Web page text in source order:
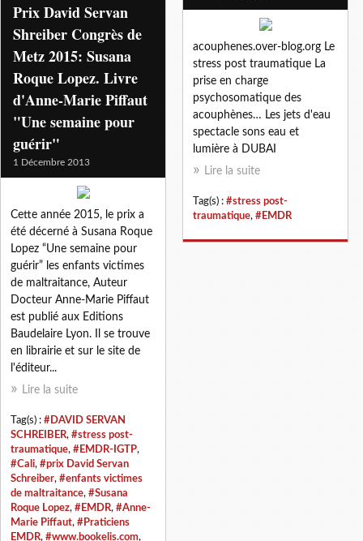
acouphenes.over-blog.org Le
stress post traumatique La
prise en charge
psychosomatique des
acouphènes… Les jets d'eau
spectacle sons eau et
lumière à DUBAI
Lire la suite
Tag(s) : #stress post-
traumatique, #EMDR
Prix David Servan
Shreiber Congrès de
Metz 2015: Susana
Roque Lopez. Livre
d'Anne-Marie Piffaut
"Une semaine pour
guérir"
1 Décembre 2013
Cette année 2015, le prix a
été décerné à Susana Roque
Lopez “Une semaine pour
guérir” les enfants victimes
de maltraitance, Auteur
Docteur Anne-Marie Piffaut
est publié aux Editions
Baudelaire Lyon. Il se trouve
en librairie et sur le site de
l'éditeur...
Lire la suite
Tag(s) : #DAVID SERVAN
SCHREIBER, #stress post-
traumatique, #EMDR-IGTP,
#Cali, #prix David Servan
Schreiber, #enfants victimes
de maltraitance, #Susana
Roque Lopez, #EMDR, #Anne-
Marie Piffaut, #Praticiens
EMDR, #www.bookelis.com,